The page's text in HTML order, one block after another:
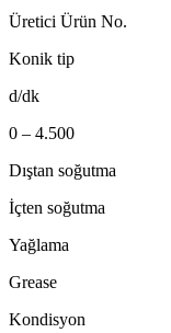
Üretici Ürün No.
Konik tip
d/dk
0 – 4.500
Dıştan soğutma
İçten soğutma
Yağlama
Grease
Kondisyon